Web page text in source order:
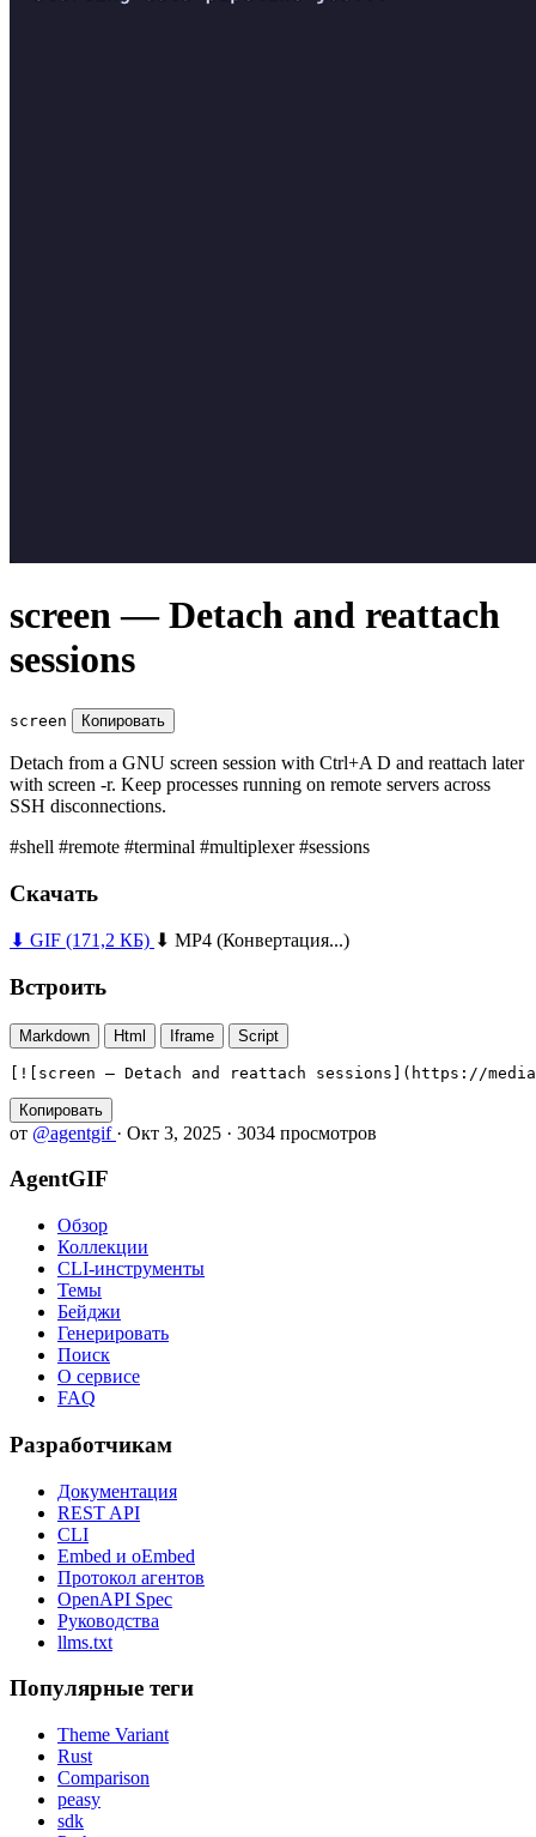
screen — Detach and reattach
sessions
screen Копировать
Detach from a GNU screen session with Ctrl+A D and reattach later
with screen -r. Keep processes running on remote servers across
SSH disconnections.
#shell #remote #terminal #multiplexer#sessions
Скачать
⬇ GIF (171,2 КБ) ⬇ MP4 (Конвертация...)
Встроить
Markdown Html Iframe Script
[![screen — Detach and reattach sessions](https://
Копировать
от @agentgif · Окт 3, 2025 · 3034 просмотров
AgentGIF
Обзор
Коллекции
CLI-инструменты
Темы
Бейджи
Генерировать
Поиск
О сервисе
FAQ
Разработчикам
Документация
REST API
CLI
Embed и oEmbed
Протокол агентов
OpenAPI Spec
Руководства
llms.txt
Популярные теги
Theme Variant
Rust
Comparison
peasy
sdk